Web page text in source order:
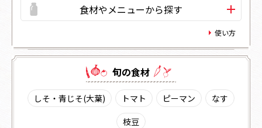
食材やメニューから探す
使い方
旬の⾷材
しそ・青じそ(大葉) トマト ピーマン
なす
枝豆